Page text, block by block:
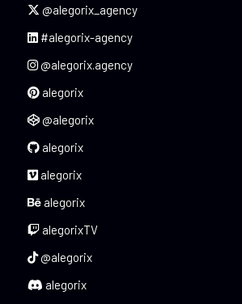
@alegorix_agency
#alegorix-agency
@alegorix.agency
alegorix
@alegorix
alegorix
alegorix
alegorix
alegorixTV
@alegorix
alegorix